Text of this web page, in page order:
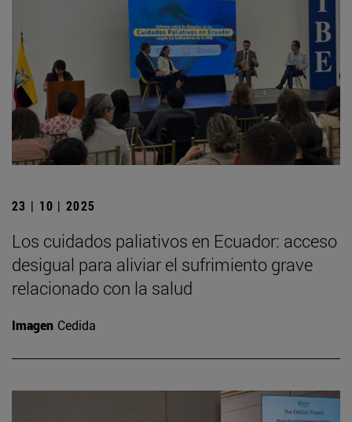
23 | 10 | 2025
Los cuidados paliativos en Ecuador: acceso
desigual para aliviar el sufrimiento grave
relacionado con la salud
Imagen Cedida